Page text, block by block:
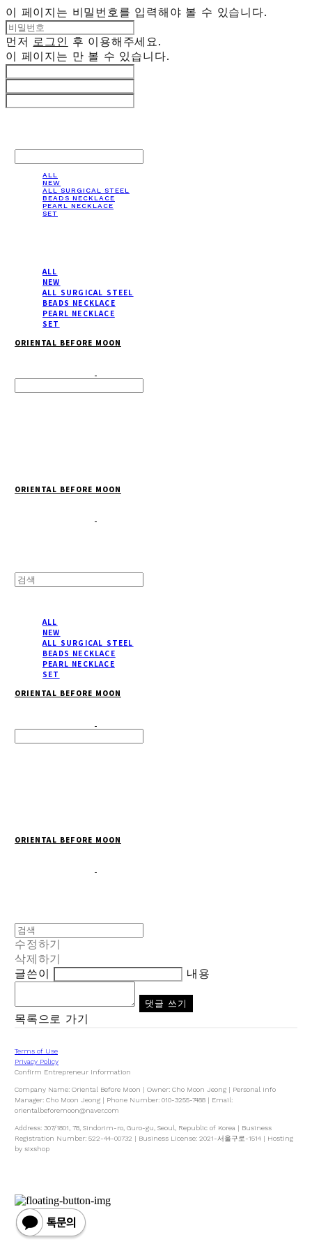
이 페이지는 비밀번호를 입력해야 볼 수 있습니다.
먼저 로그인 후 이용해주세요.
이 페이지는 만 볼 수 있습니다.
ALL
NEW
ALL SURGICAL STEEL
BEADS NECKLACE
PEARL NECKLACE
SET
ALL
NEW
ALL SURGICAL STEEL
BEADS NECKLACE
PEARL NECKLACE
SET
ORIENTAL BEFORE MOON
ORIENTAL BEFORE MOON
ALL
NEW
ALL SURGICAL STEEL
BEADS NECKLACE
PEARL NECKLACE
SET
ORIENTAL BEFORE MOON
ORIENTAL BEFORE MOON
수정하기
삭제하기
글쓴이
내용
댓글 쓰기
목록으로 가기
Terms of Use
Privacy Policy
Confirm Entrepreneur Information
Company Name: Oriental Before Moon | Owner: Cho Moon Jeong | Personal Info
Manager: Cho Moon Jeong | Phone Number: 010-3255-7488 | Email:
orientalbeforemoon@naver.com
Address: 307/1801, 78, Sindorim-ro, Guro-gu, Seoul, Republic of Korea | Business
Registration Number: 522-44-00732 | Business License: 2021-서울구로-1514 | Hosting
by sixshop